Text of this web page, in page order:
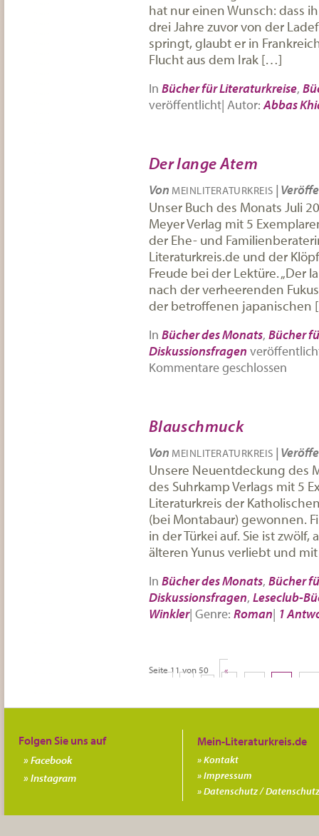
hat nur einen Wunsch: dass
drei Jahre zuvor von der
springt, glaubt er in
Flucht aus dem Irak […]
In Bücher für Literaturkreise,
veröffentlicht| Autor:Abbas
Der lange Atem
Von MEINLITERATURKREIS |
Unser Buch des Monats Juli
Meyer Verlag mit 5
der Ehe- und
Literaturkreis.de und der
Freude bei der Lektüre. „Der
nach der verheerenden
der betroffenen
In Bücher des Monats, Bücher
Diskussionsfragen
Kommentare geschlossen
Blauschmuck
Von MEINLITERATURKREIS |
Unsere Neuentdeckung des
des Suhrkamp Verlags mit 5
Literaturkreis der
(bei Montabaur) gewonnen.
in der Türkei auf. Sie ist
älteren Yunus verliebt und
In Bücher des Monats, Bücher
Diskussionsfragen, Leseclub-
Winkler| Genre: Roman| 1
Seite 11 von 50
«
Kontakt
Impressum
Datenschutz /
Folgen Sie uns auf
Facebook
Instagram